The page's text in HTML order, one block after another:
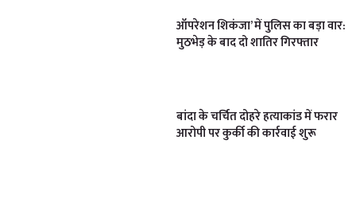
ऑपरेशन शिकंजा’ में पुलिस का बड़ा वार:
मुठभेड़ के बाद दो शातिर गिरफ्तार
बांदा के चर्चित दोहरे हत्याकांड में फरार
आरोपी पर कुर्की की कार्रवाई शुरू